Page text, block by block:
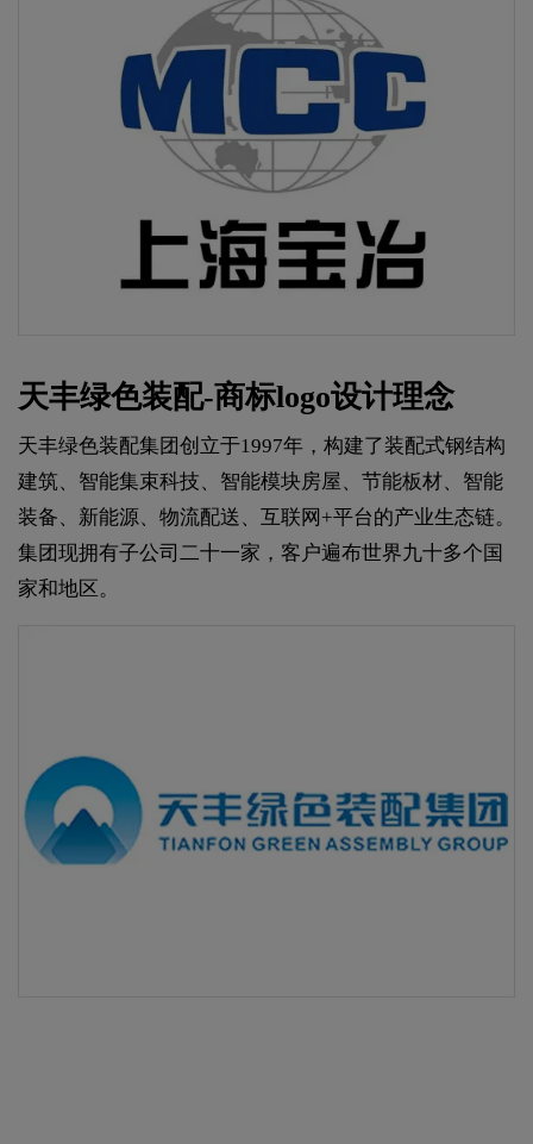
天丰绿色装配-商标logo设计理念
天丰绿色装配集团创立于1997年，构建了装配式钢结构
建筑、智能集束科技、智能模块房屋、节能板材、智能
装备、新能源、物流配送、互联网+平台的产业生态链。
集团现拥有子公司二十一家，客户遍布世界九十多个国
家和地区。